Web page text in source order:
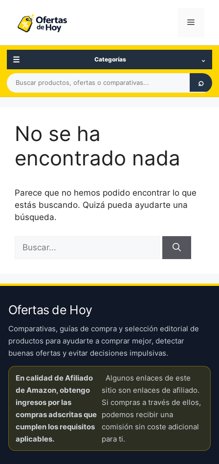
contenido
Menú
☰ Categorías ⌄
Buscar
productos,
comparativas
⌕
No se ha
encontrado nada
Parece que no hemos podido encontrar lo que
estás buscando. Quizá pueda ayudarte una
búsqueda.
Ofertas de Hoy
Comparativas, guías de compra y selección editorial de
productos para ayudarte a comprar mejor, detectar
buenas ofertas y evitar decisiones impulsivas.
En calidad de Afiliado
de Amazon, obtengo
ingresos por las
compras adscritas que
cumplen los requisitos
aplicables.
Algunos enlaces de este
sitio son enlaces de afiliado.
Si compras a través de ellos,
podemos recibir una
comisión sin coste adicional
para ti.